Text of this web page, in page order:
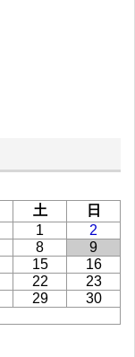
土
日
1
2
8
9
15
16
22
23
29
30